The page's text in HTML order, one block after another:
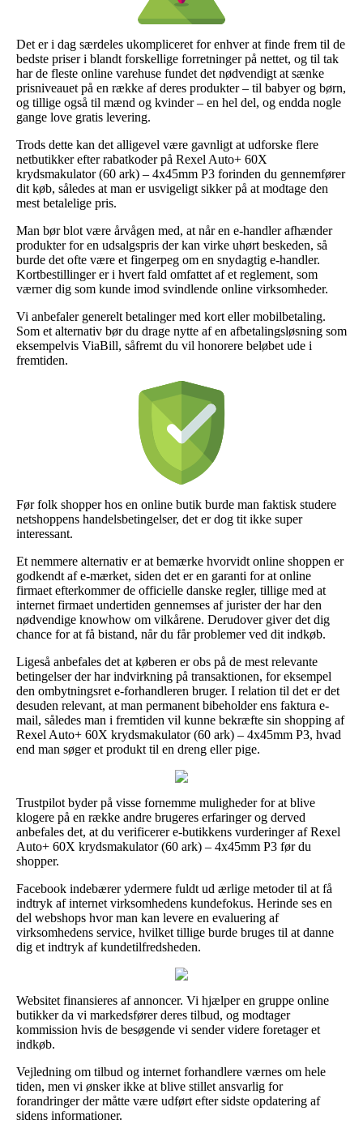
Det er i dag særdeles ukompliceret for enhver at finde frem til de
bedste priser i blandt forskellige forretninger på nettet, og til tak
har de fleste online varehuse fundet det nødvendigt at sænke
prisniveauet på en række af deres produkter – til babyer og børn,
og tillige også til mænd og kvinder – en hel del, og endda nogle
gange love gratis levering.
Trods dette kan det alligevel være gavnligt at udforske flere
netbutikker efter rabatkoder på Rexel Auto+ 60X
krydsmakulator (60 ark) – 4x45mm P3 forinden du gennemfører
dit køb, således at man er usvigeligt sikker på at modtage den
mest betalelige pris.
Man bør blot være årvågen med, at når en e-handler afhænder
produkter for en udsalgspris der kan virke uhørt beskeden, så
burde det ofte være et fingerpeg om en snydagtig e-handler.
Kortbestillinger er i hvert fald omfattet af et reglement, som
værner dig som kunde imod svindlende online virksomheder.
Vi anbefaler generelt betalinger med kort eller mobilbetaling.
Som et alternativ bør du drage nytte af en afbetalingsløsning som
eksempelvis ViaBill, såfremt du vil honorere beløbet ude i
fremtiden.
Før folk shopper hos en online butik burde man faktisk studere
netshoppens handelsbetingelser, det er dog tit ikke super
interessant.
Et nemmere alternativ er at bemærke hvorvidt online shoppen er
godkendt af e-mærket, siden det er en garanti for at online
firmaet efterkommer de officielle danske regler, tillige med at
internet firmaet undertiden gennemses af jurister der har den
nødvendige knowhow om vilkårene. Derudover giver det dig
chance for at få bistand, når du får problemer ved dit indkøb.
Ligeså anbefales det at køberen er obs på de mest relevante
betingelser der har indvirkning på transaktionen, for eksempel
den ombytningsret e-forhandleren bruger. I relation til det er det
desuden relevant, at man permanent bibeholder ens faktura e-
mail, således man i fremtiden vil kunne bekræfte sin shopping af
Rexel Auto+ 60X krydsmakulator (60 ark) – 4x45mm P3, hvad
end man søger et produkt til en dreng eller pige.
Trustpilot byder på visse fornemme muligheder for at blive
klogere på en række andre brugeres erfaringer og derved
anbefales det, at du verificerer e-butikkens vurderinger af Rexel
Auto+ 60X krydsmakulator (60 ark) – 4x45mm P3 før du
shopper.
Facebook indebærer ydermere fuldt ud ærlige metoder til at få
indtryk af internet virksomhedens kundefokus. Herinde ses en
del webshops hvor man kan levere en evaluering af
virksomhedens service, hvilket tillige burde bruges til at danne
dig et indtryk af kundetilfredsheden.
Websitet finansieres af annoncer. Vi hjælper en gruppe online
butikker da vi markedsfører deres tilbud, og modtager
kommission hvis de besøgende vi sender videre foretager et
indkøb.
Vejledning om tilbud og internet forhandlere værnes om hele
tiden, men vi ønsker ikke at blive stillet ansvarlig for
forandringer der måtte være udført efter sidste opdatering af
sidens informationer.